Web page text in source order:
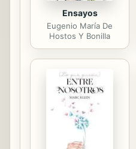
Ensayos
Eugenio María De
Hostos Y Bonilla